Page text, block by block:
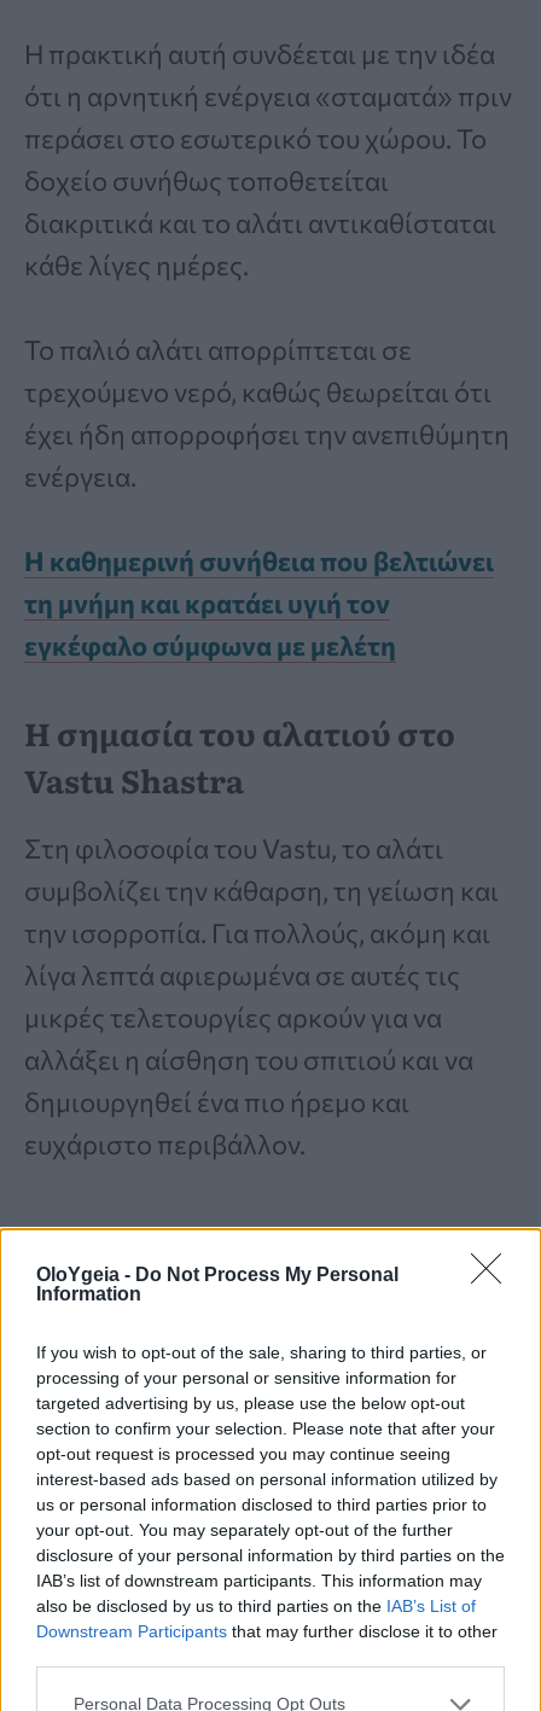
OloYgeia - Do Not Process My Personal
Information
If you wish to opt-out of the sale, sharing to third parties, or
processing of your personal or sensitive information for
targeted advertising by us, please use the below opt-out
section to confirm your selection. Please note that after your
opt-out request is processed you may continue seeing
interest-based ads based on personal information utilized by
us or personal information disclosed to third parties prior to
your opt-out. You may separately opt-out of the further
disclosure of your personal information by third parties on the
IAB’s list of downstream participants. This information may
also be disclosed by us to third parties on the IAB’s List of
Downstream Participants that may further disclose it to other
Personal Data Processing Opt Outs
Η πρακτική αυτή συνδέεται με την ιδέα
ότι η αρνητική ενέργεια «σταματά» πριν
περάσει στο εσωτερικό του χώρου. Το
δοχείο συνήθως τοποθετείται
διακριτικά και το αλάτι αντικαθίσταται
κάθε λίγες ημέρες.
Το παλιό αλάτι απορρίπτεται σε
τρεχούμενο νερό, καθώς θεωρείται ότι
έχει ήδη απορροφήσει την ανεπιθύμητη
ενέργεια.
Η καθημερινή συνήθεια που βελτιώνει
τη μνήμη και κρατάει υγιή τον
εγκέφαλο σύμφωνα με μελέτη
Η σημασία του αλατιού στο
Vastu Shastra
Στη φιλοσοφία του Vastu, το αλάτι
συμβολίζει την κάθαρση, τη γείωση και
την ισορροπία. Για πολλούς, ακόμη και
λίγα λεπτά αφιερωμένα σε αυτές τις
μικρές τελετουργίες αρκούν για να
αλλάξει η αίσθηση του σπιτιού και να
δημιουργηθεί ένα πιο ήρεμο και
ευχάριστο περιβάλλον.
Διαβάστε Περισσότερα
Μαύρο αλάτι: Το ενισχυτικό γεύσης που
μπορεί να ενισχύσει το έντερο και να
ενδυναμώσει μαλλιά και δέρμα
Ιωδιούχο αλάτι: Το ενισχυτικό γεύσης
που μπορεί να ενισχύσει τον θυρεοειδή
και να καθαρίσει τον οργανισμό από
τοξίνες και βακτήρια
ΕΦΕΤ: Αύξηση αλατιού στο ψωμί παρά
τις δεσμεύσεις-ανησυχία για τις
επιπτώσεις στη δημόσια υγεία